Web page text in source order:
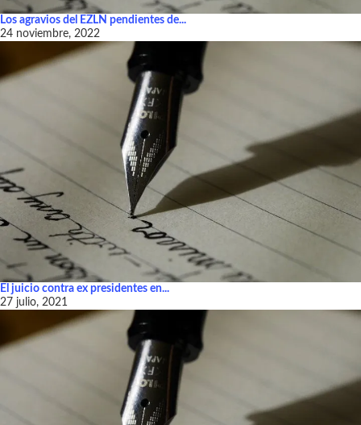
Los agravios del EZLN pendientes de...
24 noviembre, 2022
El juicio contra ex presidentes en...
27 julio, 2021